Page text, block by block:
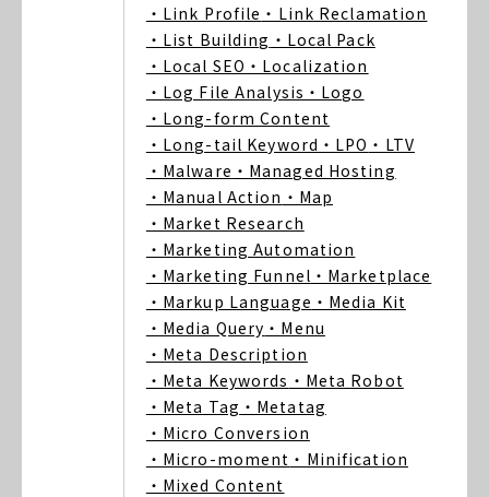
・Link Profile ・Link Reclamation
・List Building ・Local Pack
・Local SEO ・Localization
・Log File Analysis ・Logo
・Long-form Content
・Long-tail Keyword ・LPO ・LTV
・Malware ・Managed Hosting
・Manual Action ・Map
・Market Research
・Marketing Automation
・Marketing Funnel ・Marketplace
・Markup Language ・Media Kit
・Media Query ・Menu
・Meta Description
・Meta Keywords ・Meta Robot
・Meta Tag ・Metatag
・Micro Conversion
・Micro-moment ・Minification
・Mixed Content